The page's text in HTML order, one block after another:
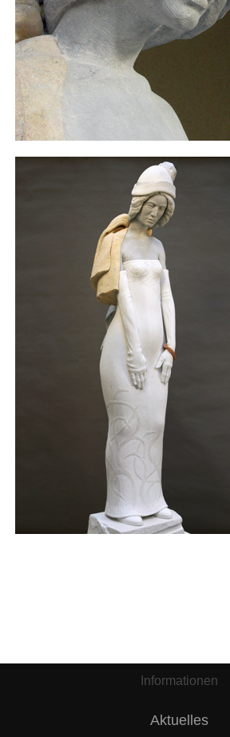
Informationen
Aktuelles